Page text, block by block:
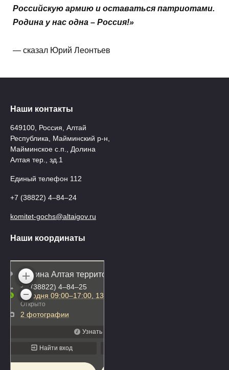
Российскую армию и оставаться патриотами.
Родина у нас одна – Россия!»
— сказал Юрий Леонтьев
Наши контакты
649100, Россия, Алтай
Республика, Майминский р-н,
Майминское с.п., Долина
Алтая тер., зд.1
Единый телефон 112
+7 (38822) 4‒84‒24
komitet-gochs@altaigov.ru
Наши координаты